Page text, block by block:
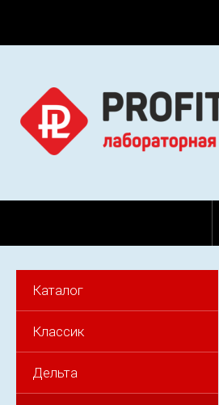
Каталог
Классик
Дельта